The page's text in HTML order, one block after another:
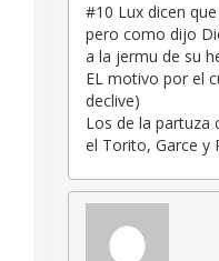
#10 Lux dicen
pero como dijo
a la jermu de su
EL motivo por el
declive)
Los de la partuza
el Torito, Garce y